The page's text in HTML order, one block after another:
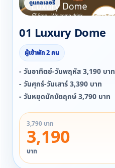
01 Luxury Dome
ผู้เข้าพัก 2 คน
- วันอาทิตย์-วันพฤหัส 3,190 บาท
- วันศุกร์-วันเสาร์ 3,390 บาท
- วันหยุดนักขัตฤกษ์ 3,790 บาท
3,790 บาท
3,190
บาท